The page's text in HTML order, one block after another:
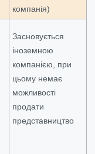
компанія)
Засновується
іноземною
компанією, при
цьому немає
можливості
продати
представництво